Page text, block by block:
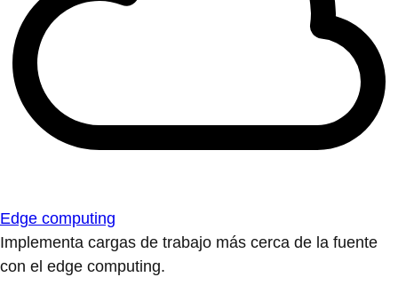
Edge computing
Implementa cargas de trabajo más cerca de la fuente
con el edge computing.